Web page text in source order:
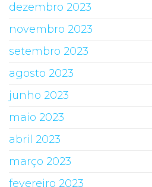
dezembro 2023
novembro 2023
setembro 2023
agosto 2023
junho 2023
maio 2023
abril 2023
março 2023
fevereiro 2023